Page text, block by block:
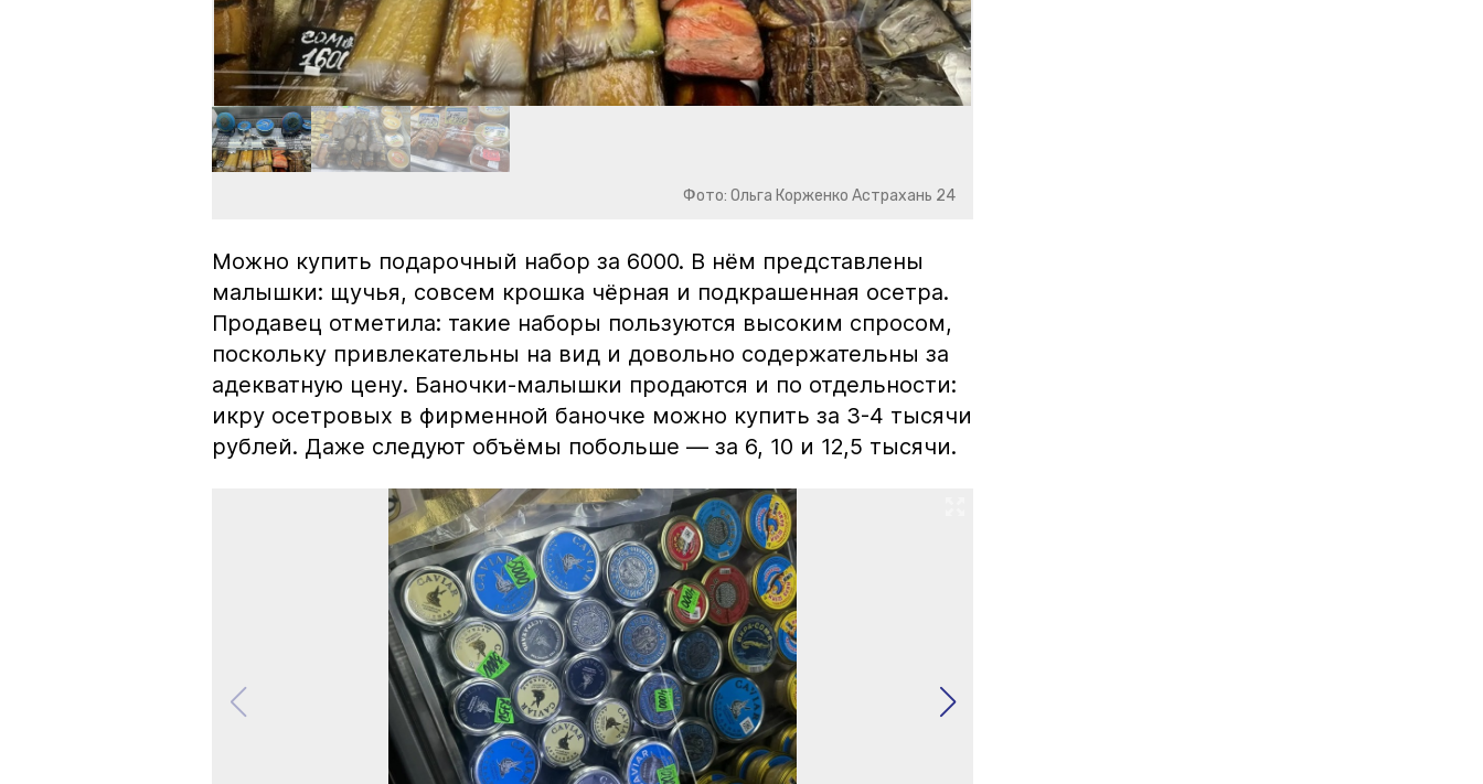
Фото: Ольга Корженко Астрахань 24
Можно купить подарочный набор за 6000. В нём представлены
малышки: щучья, совсем крошка чёрная и подкрашенная осетра.
Продавец отметила: такие наборы пользуются высоким спросом,
поскольку привлекательны на вид и довольно содержательны за
адекватную цену. Баночки-малышки продаются и по отдельности:
икру осетровых в фирменной баночке можно купить за 3-4 тысячи
рублей. Даже следуют объёмы побольше — за 6, 10 и 12,5 тысячи.